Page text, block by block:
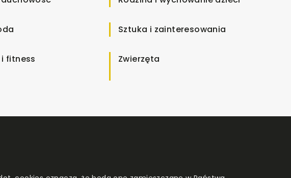
Sztuka i zainteresowania
fitness Zwierzęta